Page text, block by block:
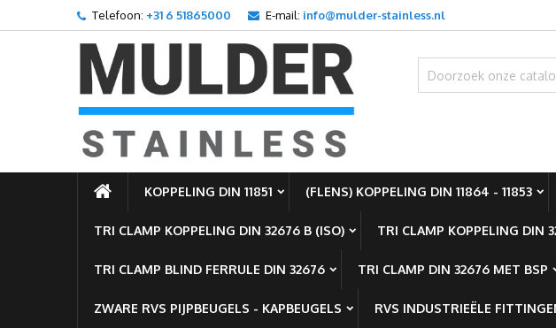
Telefoon: +31 6 51865000 E-mail: info@mulder-stainless.nl
KOPPELING DIN 11851 (FLENS) KOPPELING DIN 11864 - 11853
TRI CLAMP KOPPELING DIN 32676 B (ISO) TRI CLAMP KOPPELING DIN
TRI CLAMP BLIND FERRULE DIN 32676 TRI CLAMP DIN 32676 MET BSP
ZWARE RVS PIJPBEUGELS - KAPBEUGELS RVS INDUSTRIEËLE
Toevoegen aan
Create new list
Maak een
Inloggen
U moet ingelogd zijn om